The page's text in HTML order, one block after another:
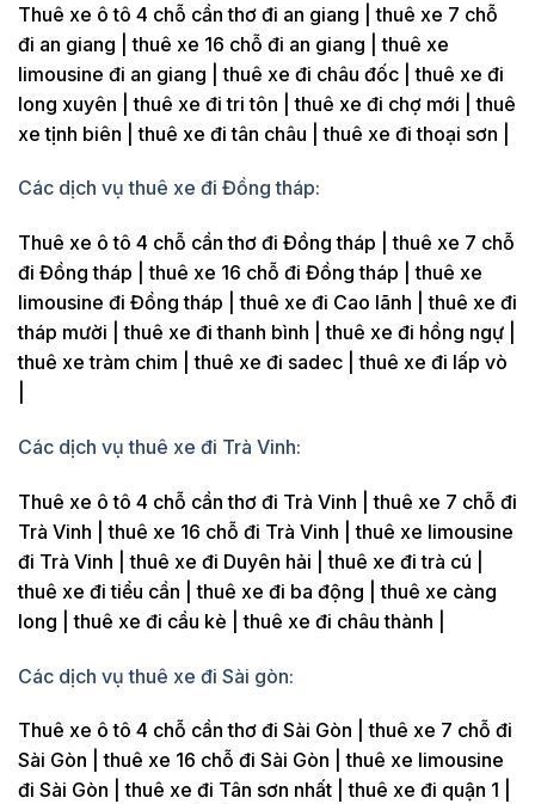
Thuê xe ô tô 4 chỗ cần thơ đi an giang | thuê xe 7 chỗ
đi an giang | thuê xe 16 chỗ đi an giang | thuê xe
limousine đi an giang | thuê xe đi châu đốc | thuê xe đi
long xuyên | thuê xe đi tri tôn | thuê xe đi chợ mới | thuê
xe tịnh biên | thuê xe đi tân châu | thuê xe đi thoại sơn |
Các dịch vụ thuê xe đi Đồng tháp:
Thuê xe ô tô 4 chỗ cần thơ đi Đồng tháp | thuê xe 7 chỗ
đi Đồng tháp | thuê xe 16 chỗ đi Đồng tháp | thuê xe
limousine đi Đồng tháp | thuê xe đi Cao lãnh | thuê xe đi
tháp mười | thuê xe đi thanh bình | thuê xe đi hồng ngự |
thuê xe tràm chim | thuê xe đi sadec | thuê xe đi lấp vò
Các dịch vụ thuê xe đi Trà Vinh:
Thuê xe ô tô 4 chỗ cần thơ đi Trà Vinh | thuê xe 7 chỗ đi
Trà Vinh | thuê xe 16 chỗ đi Trà Vinh | thuê xe limousine
đi Trà Vinh | thuê xe đi Duyên hải | thuê xe đi trà cú |
thuê xe đi tiểu cần | thuê xe đi ba động | thuê xe càng
long | thuê xe đi cầu kè | thuê xe đi châu thành |
Các dịch vụ thuê xe đi Sài gòn:
Thuê xe ô tô 4 chỗ cần thơ đi Sài Gòn | thuê xe 7 chỗ đi
Sài Gòn | thuê xe 16 chỗ đi Sài Gòn | thuê xe limousine
đi Sài Gòn | thuê xe đi Tân sơn nhất | thuê xe đi quận 1 |